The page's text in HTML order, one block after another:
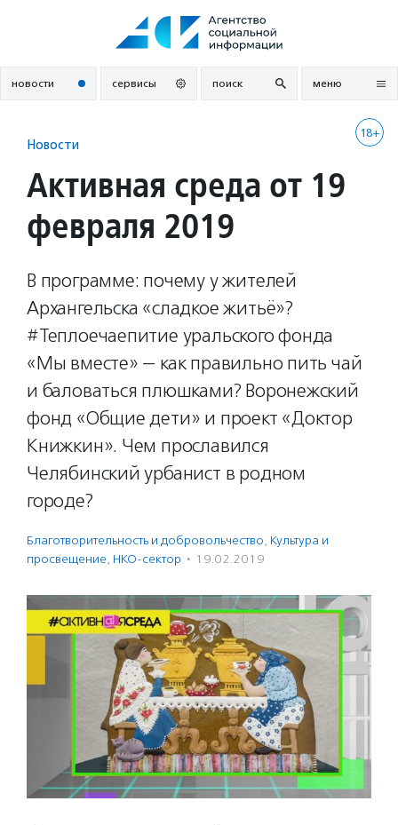
новости сервисы поиск меню
18+
Новости
Активная среда от 19
февраля 2019
В программе: почему у жителей
Архангельска «сладкое житьё»?
#Теплоечаепитие уральского фонда
«Мы вместе» — как правильно пить чай
и баловаться плюшками? Воронежский
фонд «Общие дети» и проект «Доктор
Книжкин». Чем прославился
Челябинский урбанист в родном
городе?
Благотвори­тель­ность и доброволь­чест­во, Культура и
просвещение, НКО-сектор · 19.02.2019